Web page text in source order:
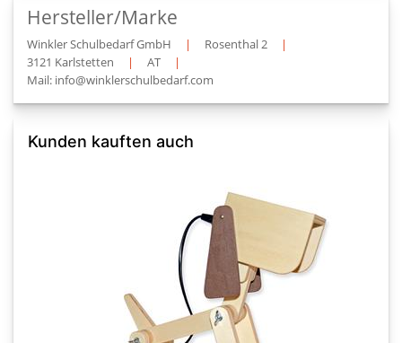
Hersteller/Marke
Winkler Schulbedarf GmbH | Rosenthal 2
|
3121 Karlstetten
| AT
|
Mail: info@winklerschulbedarf.com
Kunden kauften auch